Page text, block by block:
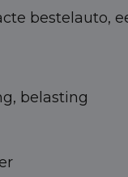
bestelauto,
belasting